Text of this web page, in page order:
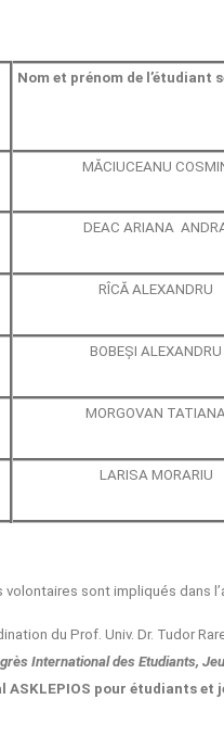
Nom et prénom de l’étudiant
MĂCIUCEANU
DEAC ARIANA
RÎCĂ ALEXANDRU
BOBEȘI ALEXANDRU
MORGOVAN
LARISA MORARIU
volontaires sont impliqués dans
du Prof. Univ. Dr. Tudor
International des Etudiants,
pour étudiants et